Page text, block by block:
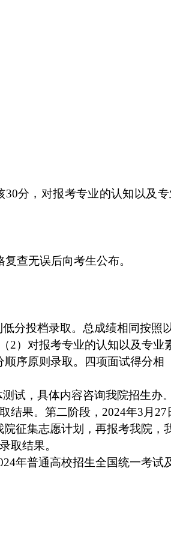
30分，对报考专业的认知以及
查无误后向考生公布。
分投档录取。总成绩相同按照
2）对报考专业的认知以及专业
序原则录取。四项面试得分相
试，具体内容咨询我院招生办
结果。第二阶段， 2024年3 月 27
征集志愿计划，再报考我院，
取结果。
年普通高校招生全国统一考试